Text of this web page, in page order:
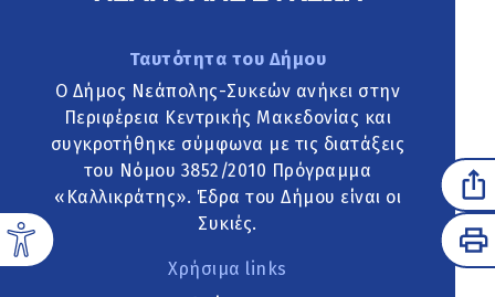
Ταυτότητα του Δήμου
Ο Δήμος Νεάπολης-Συκεών ανήκει στην
Περιφέρεια Κεντρικής Μακεδονίας και
συγκροτήθηκε σύμφωνα με τις διατάξεις
του Νόμου 3852/2010 Πρόγραμμα
«Καλλικράτης». Έδρα του Δήμου είναι οι
Συκιές.
Χρήσιμα links